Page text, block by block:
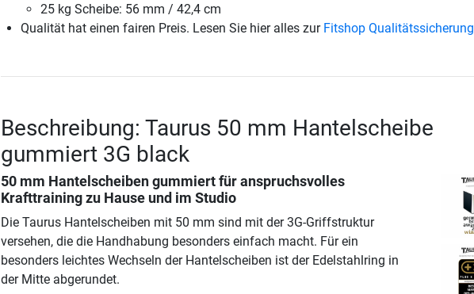
25 kg Scheibe: 56 mm / 42,4 cm
Qualität hat einen fairen Preis. Lesen Sie hier alles zur Fitshop Qualitätssicherung
Beschreibung: Taurus 50 mm Hantelscheibe
gummiert 3G black
50 mm Hantelscheiben gummiert für anspruchsvolles
Krafttraining zu Hause und im Studio
Die Taurus Hantelscheiben mit 50 mm sind mit der 3G-Griffstruktur
versehen, die die Handhabung besonders einfach macht. Für ein
besonders leichtes Wechseln der Hantelscheiben ist der Edelstahlring in
der Mitte abgerundet.